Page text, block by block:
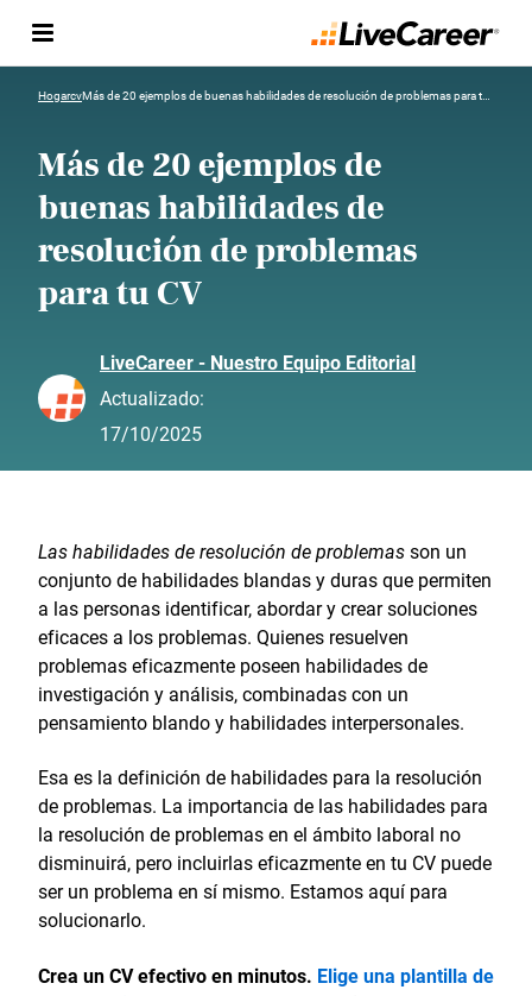
Hogarcv Más de 20 ejemplos de buenas habilidades de resolución de problemas para tu CV
Más de 20 ejemplos de
buenas habilidades de
resolución de problemas
para tu CV
LiveCareer - Nuestro Equipo Editorial
Actualizado:
17/10/2025
Las habilidades de resolución de problemasson un
conjunto de habilidades blandas y duras que permiten
a las personas identificar, abordar y crear soluciones
eficaces a los problemas. Quienes resuelven
problemas eficazmente poseen habilidades de
investigación y análisis, combinadas con un
pensamiento blando y habilidades interpersonales.
Esa es la definición de habilidades para la resolución
de problemas. La importancia de las habilidades para
la resolución de problemas en el ámbito laboral no
disminuirá, pero incluirlas eficazmente en tu CV puede
ser un problema en sí mismo. Estamos aquí para
solucionarlo.
Crea un CV efectivo en minutos. Elige una plantilla de